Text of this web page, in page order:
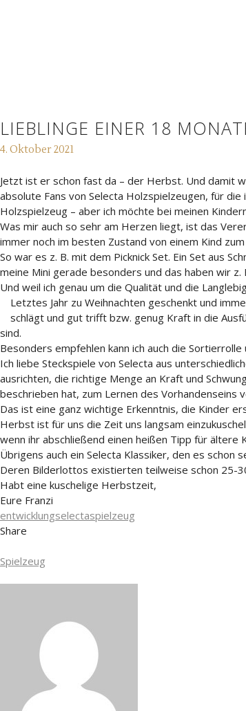
LIEBLINGE EINER 18
4. Oktober 2021
Jetzt ist er schon fast da – der Herbst. Und damit
absolute Fans von Selecta Holzspielzeugen, für
Holzspielzeug – aber ich möchte bei meinen
Was mir auch so sehr am Herzen liegt, ist das
immer noch im besten Zustand von einem Kind
So war es z. B. mit dem Picknick Set. Ein Set aus
meine Mini gerade besonders und das haben wir
Und weil ich genau um die Qualität und die
Letztes Jahr zu Weihnachten geschenkt und
schlägt und gut trifft bzw. genug Kraft in die
sind.
Besonders empfehlen kann ich auch die
Ich liebe Steckspiele von Selecta aus
ausrichten, die richtige Menge an Kraft und
beschrieben hat, zum Lernen des Vorhandenseins
Das ist eine ganz wichtige Erkenntnis, die Kinder
Herbst ist für uns die Zeit uns langsam
wenn ihr abschließend einen heißen Tipp für
Übrigens auch ein Selecta Klassiker, den es schon
Deren Bilderlottos existierten teilweise schon 25-
Habt eine kuschelige Herbstzeit,
Eure Franzi
entwicklungselectaspielzeug
Share
Spielzeug